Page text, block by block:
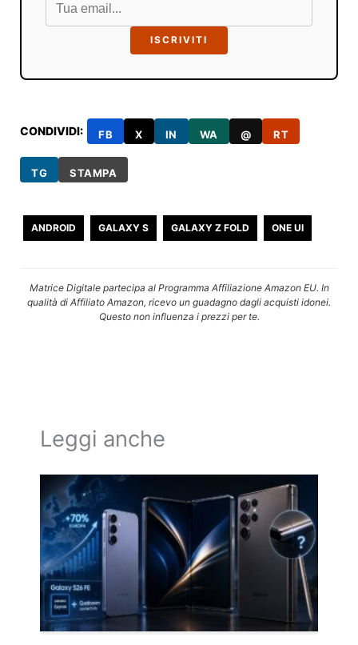
ISCRIVITI
CONDIVIDI: FB X IN WA @ RT
TG STAMPA
ANDROID GALAXY S GALAXY Z FOLD ONE UI
Matrice Digitale partecipa al Programma Affiliazione Amazon EU. In
qualità di Affiliato Amazon, ricevo un guadagno dagli acquisti idonei.
Questo non influenza i prezzi per te.
Leggi anche